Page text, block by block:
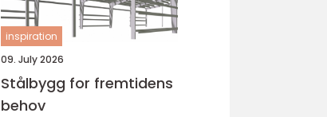
inspiration
09. July 2026
Stålbygg for fremtidens
behov